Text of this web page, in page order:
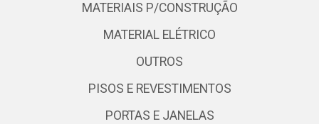
MATERIAIS P/CONSTRUÇÃO
MATERIAL ELÉTRICO
OUTROS
PISOS E REVESTIMENTOS
PORTAS E JANELAS